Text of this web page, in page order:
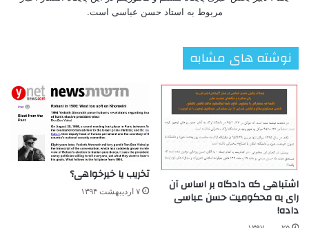
مربوط به استاد حسن عباسی است.
نوشته های مشابه
اشتباهی که دادگاه بر اساس آن
رای به محکومیت حسن عباسی
داده!
تخریب یا خیرخواهی؟
۷ اردیبهشت ۱۳۹۴